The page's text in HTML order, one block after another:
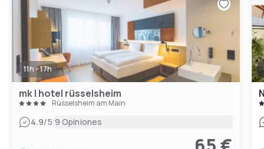
11h - 17h
mk | hotel rüsselsheim
Rüsselsheim am Main
4.9/5|9 Opiniones